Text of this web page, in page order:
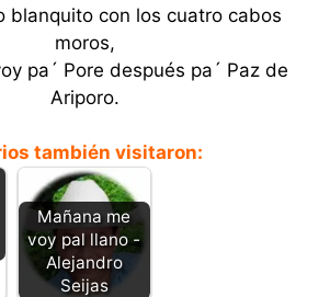
blanquito con los cuatro cabos
moros,
pa´ Pore después pa´ Paz de
Ariporo.
también visitaron:
Mañana me
voy pal llano -
Alejandro
Seijas